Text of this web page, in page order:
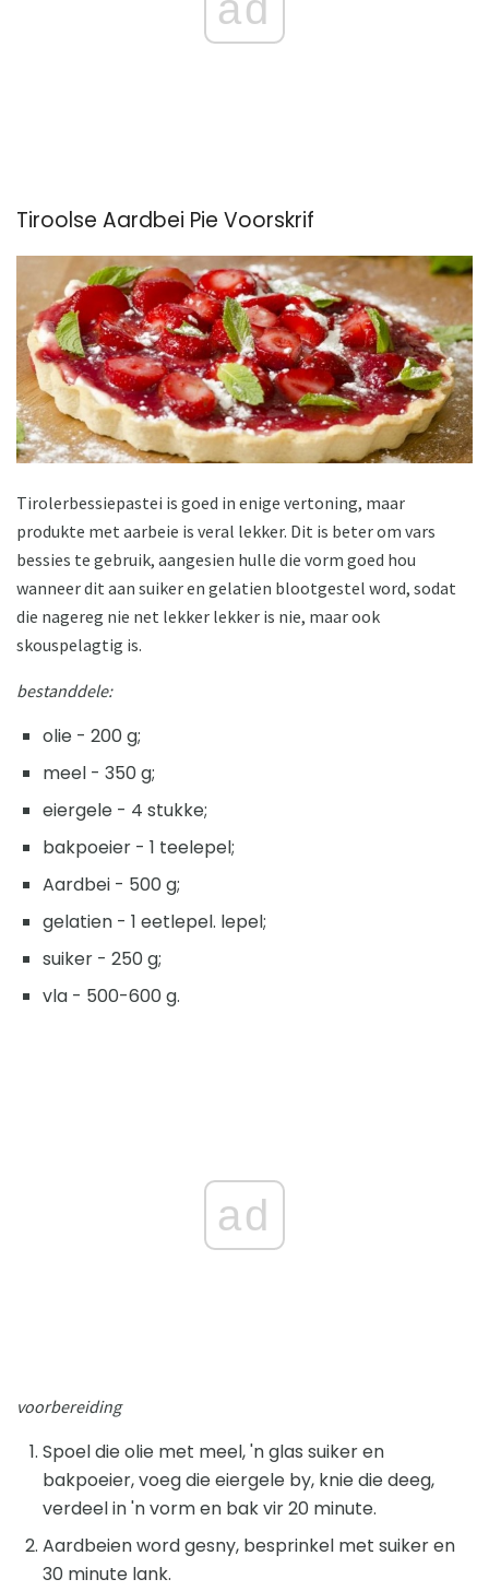
Tiroolse Aardbei Pie Voorskrif
Tirolerbessiepastei is goed in enige vertoning, maar
produkte met aarbeie is veral lekker. Dit is beter om vars
bessies te gebruik, aangesien hulle die vorm goed hou
wanneer dit aan suiker en gelatien blootgestel word, sodat
die nagereg nie net lekker lekker is nie, maar ook
skouspelagtig is.
bestanddele:
olie - 200 g;
meel - 350 g;
eiergele - 4 stukke;
bakpoeier - 1 teelepel;
Aardbei - 500 g;
gelatien - 1 eetlepel. lepel;
suiker - 250 g;
vla - 500-600 g.
ad
voorbereiding
Spoel die olie met meel, 'n glas suiker en
bakpoeier, voeg die eiergele by, knie die deeg,
verdeel in 'n vorm en bak vir 20 minute.
Aardbeien word gesny, besprinkel met suiker en
30 minute lank.